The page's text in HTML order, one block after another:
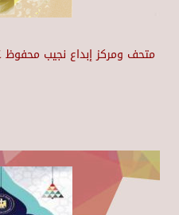
متحف ومركز إبداع نجيب محفوظ ١١٤ عاماً على ميلاد صاحب الثلاثية